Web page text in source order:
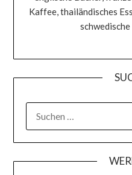
Kaffee, thailändisches